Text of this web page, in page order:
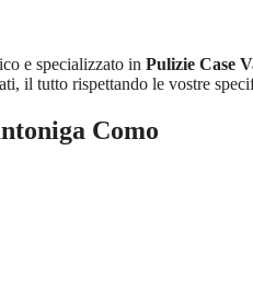
e specializzato in Pulizie Case
il tutto rispettando le vostre
Como